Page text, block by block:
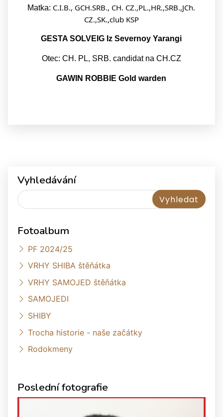
Matka: C.I.B., GCH.SRB., CH. CZ.,PL.,HR.,SRB.,JCh.
CZ.,SK.,club KSP
GESTA SOLVEIG Iz Severnoy Yarangi
Otec: CH. PL, SRB. candidat na CH.CZ
GAWIN ROBBIE Gold warden
Vyhledávání
Fotoalbum
PF 2024/25
VRHY SHIBA štěňátka
VRHY SAMOJED štěňátka
SAMOJEDI
SHIBY
Trocha historie - naše začátky
Rodokmeny
Poslední fotografie